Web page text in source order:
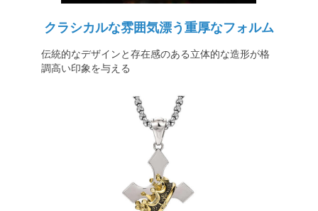
クラシカルな雰囲気漂う重厚なフォルム
伝統的なデザインと存在感のある立体的な造形が格
調高い印象を与える